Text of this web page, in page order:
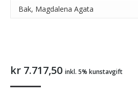
kr 7.717,50 inkl. 5% kunstavgift